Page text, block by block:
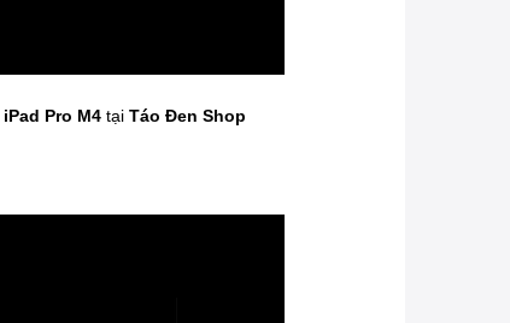
iPad Pro M4 tại Táo Đen Shop